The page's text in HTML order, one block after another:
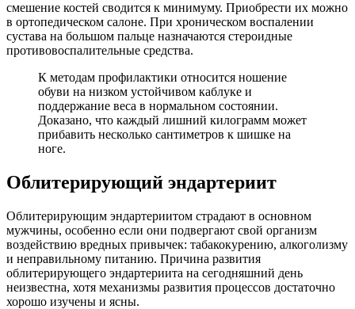
смешение костей сводится к минимуму. Приобрести их можно
в ортопедическом салоне. При хроническом воспалении
сустава на большом пальце назначаются стероидные
противовоспалительные средства.
К методам профилактики относится ношение
обуви на низком устойчивом каблуке и
поддержание веса в нормальном состоянии.
Доказано, что каждый лишний килограмм может
прибавить несколько сантиметров к шишке на
ноге.
Облитерирующий эндартериит
Облитерирующим эндартериитом страдают в основном
мужчины, особенно если они подвергают свой организм
воздействию вредных привычек: табакокурению, алкоголизму
и неправильному питанию. Причина развития
облитерирующего эндартериита на сегодняшний день
неизвестна, хотя механизмы развития процессов достаточно
хорошо изучены и ясны.